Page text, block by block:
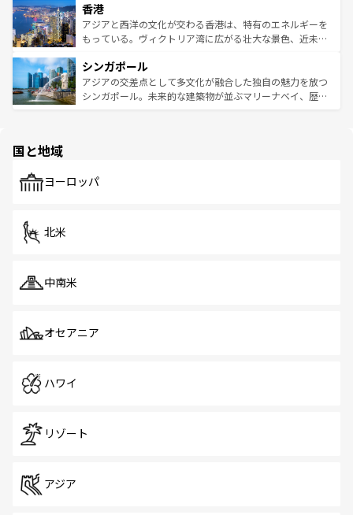
とつ。フォーやバインミー、ベトナムコーヒーなどは、ぜ
ひ現地で味わいたい。どの地域を訪れてもあたたかい人々
が旅行者を迎えてくれるので、きっと忘れられない旅にな
参照してほしい。
の活気が交差している。北部ではチェンマイなどの山岳地
帯で自然と触れ合い、南部ではプーケットやクラビの美し
いビーチでリゾート気分を楽しむことができる。タイ料理
激する。気候は一年中温暖で、どの季節にも異なる楽しみ
が待っている。親しみやすいタイの人々、仏教を中心とし
た文化、そして多様な観光資源が、訪れる旅人を魅了し続
香港
アジアと西洋の文化が交わる香港は、特有のエネルギーを
もっている。ヴィクトリア湾に広がる壮大な景色、近未来
み、どこを訪れても感動するはず。観光スポットが密集し
ており、効率よく見どころを回れるのも魅力。息をのむよ
うな絶景から文化的な体験まで、香港を存分に楽しみ尽く
シンガポール
アジアの交差点として多文化が融合した独自の魅力を放つ
シンガポール。未来的な建築物が並ぶマリーナベイ、歴史
で、ホーカーズは地元の風情を楽しめる外せないスポット
国と地域
ヨーロッパ
北米
中南米
オセアニア
ハワイ
リゾート
アジア